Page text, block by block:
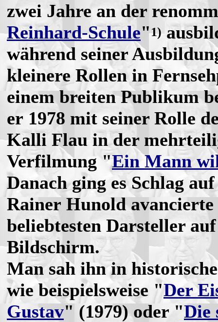
zwei Jahre an der
Reinhard-Schule"1)
während seiner
kleinere Rollen in
einem breiten Publikum
er 1978 mit seiner Rolle
Kalli Flau in der
Verfilmung "Ein Mann
Danach ging es Schlag
Rainer Hunold avancierte
beliebtesten Darsteller
Bildschirm.
Man sah ihn in
wie beispielsweise "Der
Gustav" (1979) oder "Die